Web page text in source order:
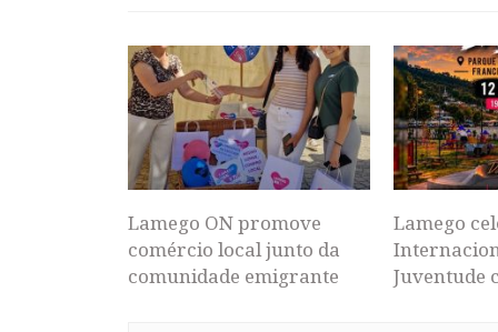
Lamego ON promove
comércio local junto da
comunidade emigrante
Lamego
Juventude